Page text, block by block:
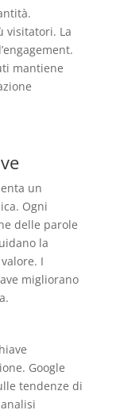
visitatori. La
mantiene
un
Ogni
delle parole
la
I
migliorano
Google
tendenze di